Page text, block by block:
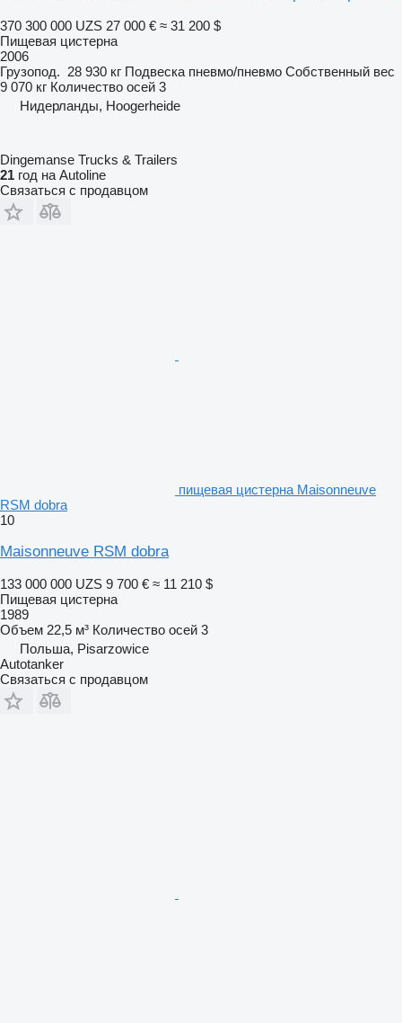
370 300 000 UZS 27 000 € ≈ 31 200 $
Пищевая цистерна
2006
Грузопод. 28 930 кг Подвеска пневмо/пневмо Собственный вес
9 070 кг Количество осей 3
Нидерланды, Hoogerheide
Dingemanse Trucks & Trailers
21 год на Autoline
Связаться с продавцом
пищевая цистерна Maisonneuve
RSM dobra
10
Maisonneuve RSM dobra
133 000 000 UZS 9 700 € ≈ 11 210 $
Пищевая цистерна
1989
Объем 22,5 м³ Количество осей 3
Польша, Pisarzowice
Autotanker
Связаться с продавцом